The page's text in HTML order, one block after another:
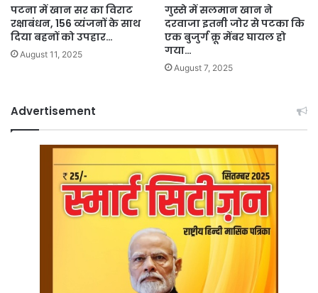
पटना में खान सर का विराट
रक्षाबंधन, 156 व्यंजनों के साथ
दिया बहनों को उपहार…
August 11, 2025
गुस्से में सलमान खान ने
दरवाजा इतनी जोर से पटका कि
एक बुजुर्ग क्रू मेंबर घायल हो
गया…
August 7, 2025
Advertisement